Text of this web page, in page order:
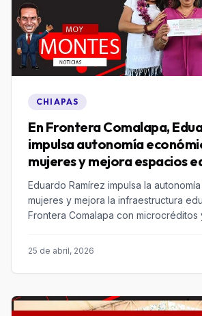
CHIAPAS
En Frontera Comalapa,
impulsa autonomía
mujeres y mejora espacios
Eduardo Ramírez impulsa la
mujeres y mejora la infraestructura
Frontera Comalapa con microcréditos
25 de abril, 2026